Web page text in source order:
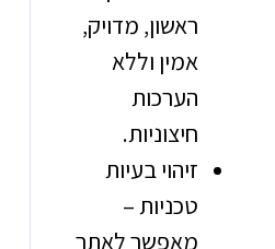
ראשון, מדויק,
אמין וללא
חיצוניות.
זיהוי בעיות
טכניות –
מאפשר לאתר